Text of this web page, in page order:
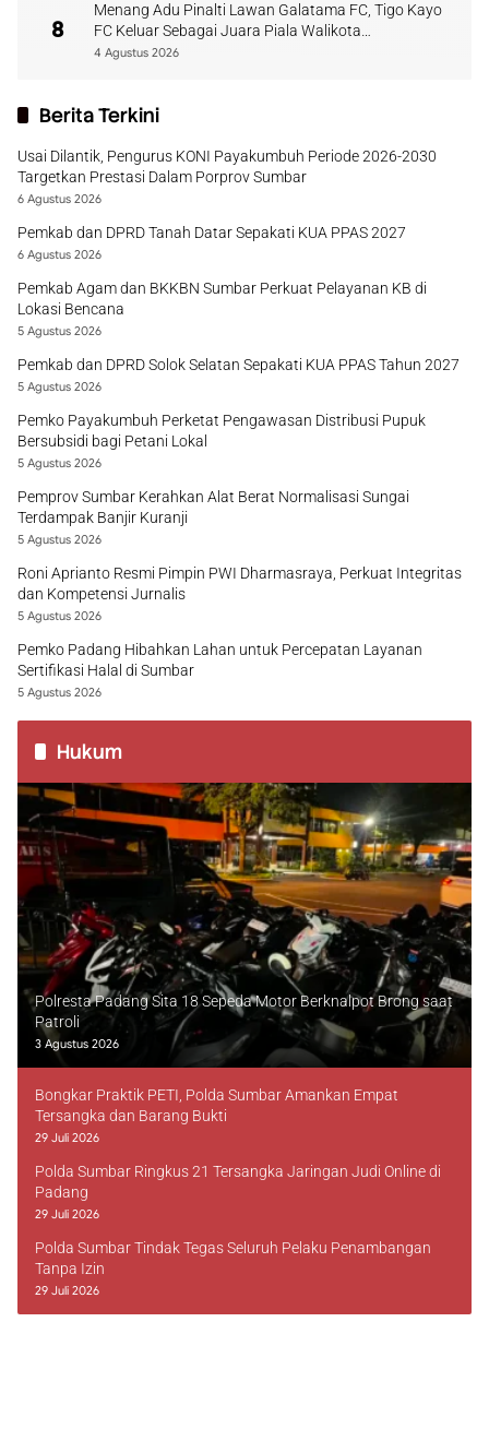
8
Menang Adu Pinalti Lawan Galatama FC, Tigo Kayo
FC Keluar Sebagai Juara Piala Walikota
Payakumbuh
4 Agustus 2026
Berita Terkini
Usai Dilantik, Pengurus KONI Payakumbuh Periode 2026-2030
Targetkan Prestasi Dalam Porprov Sumbar
6 Agustus 2026
Pemkab dan DPRD Tanah Datar Sepakati KUA PPAS 2027
6 Agustus 2026
Pemkab Agam dan BKKBN Sumbar Perkuat Pelayanan KB di
Lokasi Bencana
5 Agustus 2026
Pemkab dan DPRD Solok Selatan Sepakati KUA PPAS Tahun 2027
5 Agustus 2026
Pemko Payakumbuh Perketat Pengawasan Distribusi Pupuk
Bersubsidi bagi Petani Lokal
5 Agustus 2026
Pemprov Sumbar Kerahkan Alat Berat Normalisasi Sungai
Terdampak Banjir Kuranji
5 Agustus 2026
Roni Aprianto Resmi Pimpin PWI Dharmasraya, Perkuat Integritas
dan Kompetensi Jurnalis
5 Agustus 2026
Pemko Padang Hibahkan Lahan untuk Percepatan Layanan
Sertifikasi Halal di Sumbar
5 Agustus 2026
Hukum
Polresta Padang Sita 18 Sepeda Motor Berknalpot Brong saat
Patroli
3 Agustus 2026
Bongkar Praktik PETI, Polda Sumbar Amankan Empat
Tersangka dan Barang Bukti
29 Juli 2026
Polda Sumbar Ringkus 21 Tersangka Jaringan Judi Online di
Padang
29 Juli 2026
Polda Sumbar Tindak Tegas Seluruh Pelaku Penambangan
Tanpa Izin
29 Juli 2026